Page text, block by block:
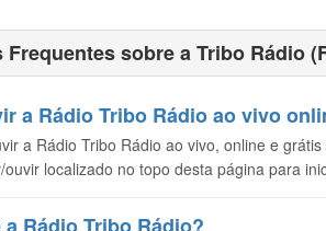
Frequentes sobre a Tribo Rádio
a Rádio Tribo Rádio ao vivo
a Rádio Tribo Rádio ao vivo, online e
localizado no topo desta página para